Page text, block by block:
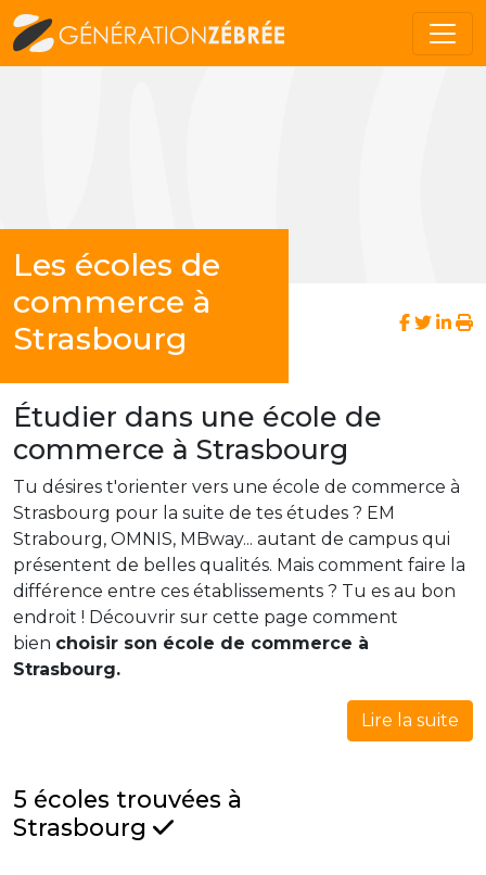
Les écoles de
commerce à
Strasbourg
Étudier dans une école de
commerce à Strasbourg
Tu désires t'orienter vers une école de commerce à
Strasbourg pour la suite de tes études ? EM
Strabourg, OMNIS, MBway... autant de campus qui
présentent de belles qualités. Mais comment faire la
différence entre ces établissements ? Tu es au bon
endroit ! Découvrir sur cette page comment
bien choisir son école de commerce à
Strasbourg.
Lire la suite
5 écoles trouvées à
Strasbourg